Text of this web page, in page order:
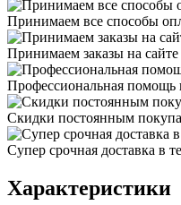
Принимаем все способы
Принимаем заказы на сайте
Профессиональная помощь
Скидки постоянным
Супер срочная доставка в
Характеристики